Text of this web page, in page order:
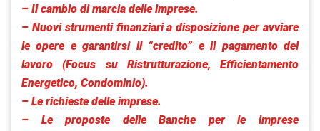
– Il cambio di marcia delle imprese.
– Nuovi strumenti finanziari a disposizione per avviare
le opere e garantirsi il “credito” e il pagamento del
lavoro (Focus su Ristrutturazione, Efficientamento
Energetico, Condominio).
– Le richieste delle imprese.
– Le proposte delle Banche per le imprese